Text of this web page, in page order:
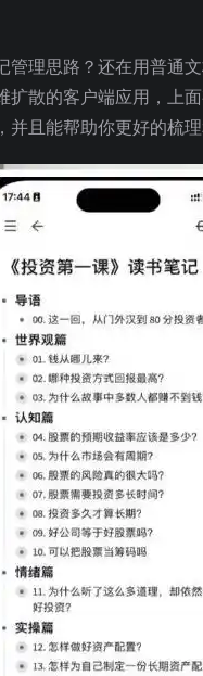
管理思路？还在用普通
扩散的客户端应用，上
并且能帮助你更好的梳